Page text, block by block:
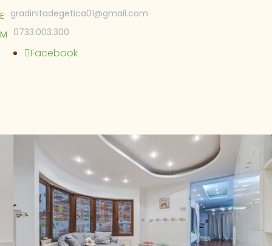
E gradinitadegetica01@gmail.com
M 0733.003.300
Facebook